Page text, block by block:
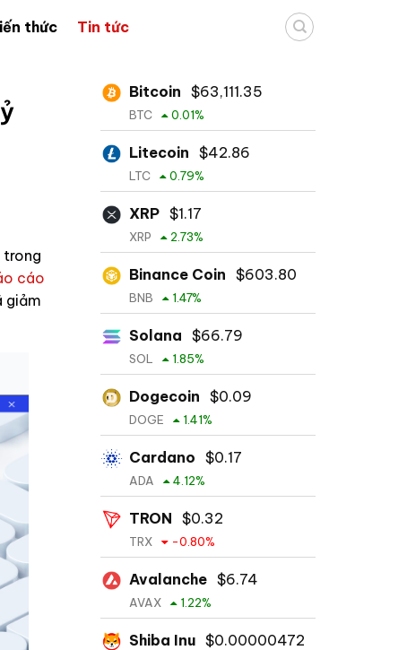
thức Tin tức
trong
cáo
giảm
Bitcoin $63,111.35
BTC 0.01%
Litecoin $42.86
LTC 0.79%
XRP $1.17
XRP 2.73%
Binance Coin $603.80
BNB 1.47%
Solana $66.79
SOL 1.85%
Dogecoin $0.09
DOGE 1.41%
Cardano $0.17
ADA 4.12%
TRON $0.32
TRX -0.80%
Avalanche $6.74
AVAX 1.22%
Shiba Inu $0.00000472